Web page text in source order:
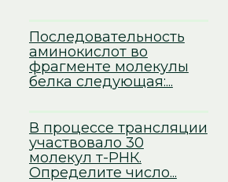
Последовательность
аминокислот во
фрагменте молекулы
белка следующая:...
В процессе трансляции
участвовало 30
молекул т-РНК.
Определите число...